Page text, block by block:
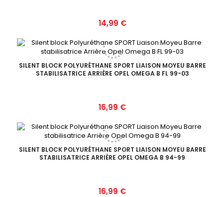
Prix
14,99 €
SILENT BLOCK POLYURÉTHANE SPORT LIAISON MOYEU BARRE
STABILISATRICE ARRIÈRE OPEL OMEGA B FL 99-03
Prix
16,99 €
SILENT BLOCK POLYURÉTHANE SPORT LIAISON MOYEU BARRE
STABILISATRICE ARRIÈRE OPEL OMEGA B 94-99
Prix
16,99 €